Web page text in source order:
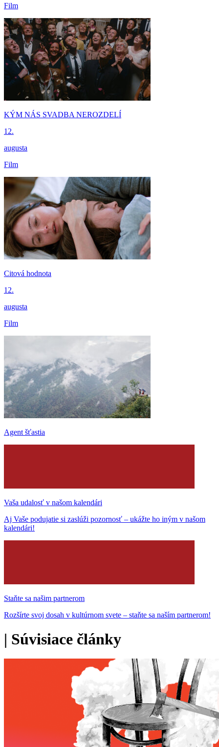
Film
KÝM NÁS SVADBA NEROZDELÍ
12.
augusta
Film
Citová hodnota
12.
augusta
Film
Agent šťastia
Vaša udalosť v našom kalendári
Aj Vaše podujatie si zaslúži pozornosť – ukážte ho iným v našom
kalendári!
Staňte sa našim partnerom
Rozšírte svoj dosah v kultúrnom svete – staňte sa naším partnerom!
| Súvisiace články